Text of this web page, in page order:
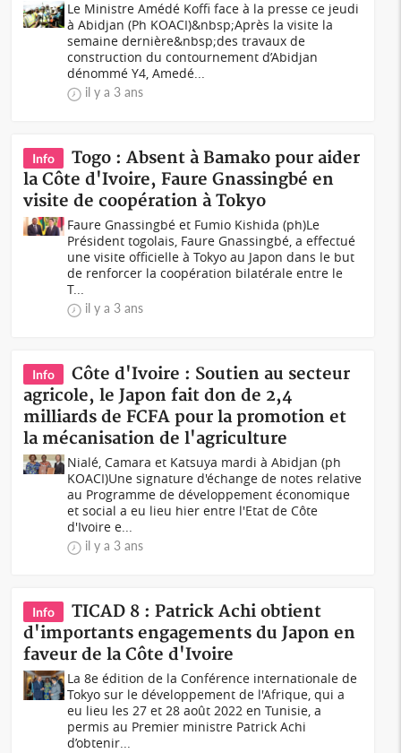
Le Ministre Amédé Koffi face à la presse ce jeudi
à Abidjan (Ph KOACI)&nbsp;Après la visite la
semaine dernière&nbsp;des travaux de
construction du contournement d’Abidjan
dénommé Y4, Amedé...
il y a 3 ans
Info
Togo : Absent à Bamako pour aider
la Côte d'Ivoire, Faure Gnassingbé en
visite de coopération à Tokyo
Faure Gnassingbé et Fumio Kishida (ph)Le
Président togolais, Faure Gnassingbé, a effectué
une visite officielle à Tokyo au Japon dans le but
de renforcer la coopération bilatérale entre le
T...
il y a 3 ans
Info
Côte d'Ivoire : Soutien au secteur
agricole, le Japon fait don de 2,4
milliards de FCFA pour la promotion et
la mécanisation de l'agriculture
Nialé, Camara et Katsuya mardi à Abidjan (ph
KOACI)Une signature d'échange de notes relative
au Programme de développement économique
et social a eu lieu hier entre l'Etat de Côte
d'Ivoire e...
il y a 3 ans
Info
TICAD 8 : Patrick Achi obtient
d'importants engagements du Japon en
faveur de la Côte d'Ivoire
La 8e édition de la Conférence internationale de
Tokyo sur le développement de l'Afrique, qui a
eu lieu les 27 et 28 août 2022 en Tunisie, a
permis au Premier ministre Patrick Achi
d’obtenir...